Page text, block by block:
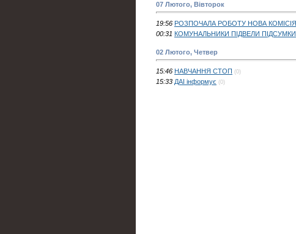
07 Лютого, Вівторок
19:56 РОЗПОЧАЛА РОБОТУ НОВА КОМІСІЯ
00:31 КОМУНАЛЬНИКИ ПІДВЕЛИ ПІДСУМКИ
02 Лютого, Четвер
15:46 НАВЧАННЯ СТОП (0)
15:33 ДАІ інформує (0)